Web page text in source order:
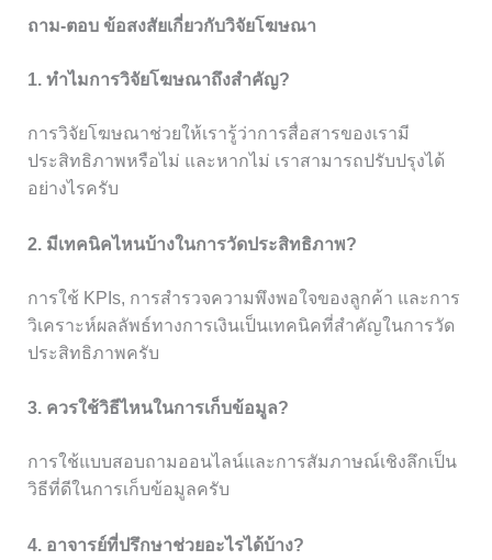
ถาม-ตอบ ข้อสงสัยเกี่ยวกับวิจัยโฆษณา
1. ทำไมการวิจัยโฆษณาถึงสำคัญ?
การวิจัยโฆษณาช่วยให้เรารู้ว่าการสื่อสารของเรามี
ประสิทธิภาพหรือไม่ และหากไม่ เราสามารถปรับปรุงได้
อย่างไรครับ
2. มีเทคนิคไหนบ้างในการวัดประสิทธิภาพ?
การใช้ KPIs, การสำรวจความพึงพอใจของลูกค้า และการ
วิเคราะห์ผลลัพธ์ทางการเงินเป็นเทคนิคที่สำคัญในการวัด
ประสิทธิภาพครับ
3. ควรใช้วิธีไหนในการเก็บข้อมูล?
การใช้แบบสอบถามออนไลน์และการสัมภาษณ์เชิงลึกเป็น
วิธีที่ดีในการเก็บข้อมูลครับ
4. อาจารย์ที่ปรึกษาช่วยอะไรได้บ้าง?